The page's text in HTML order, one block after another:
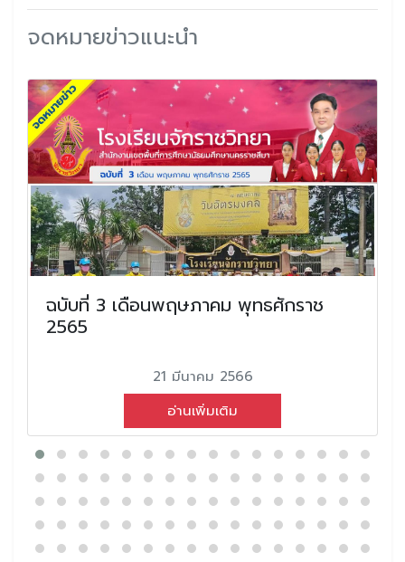
จดหมายข่าวแนะนำ
ฉบับที่ 3 เดือนพฤษภาคม พุทธศักราช
2565
21 มีนาคม 2566
อ่านเพิ่มเติม